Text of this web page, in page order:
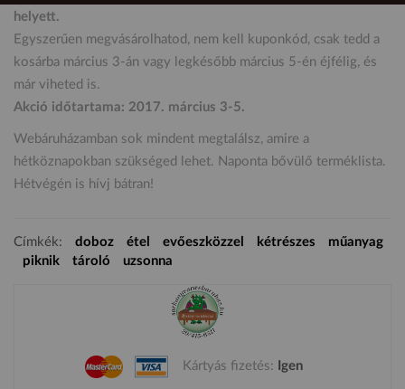
helyett.
Egyszerűen megvásárolhatod, nem kell kuponkód, csak tedd a
kosárba március 3-án vagy legkésőbb március 5-én éjfélig, és
már viheted is.
Akció időtartama: 2017. március 3-5.
Webáruházamban sok mindent megtalálsz, amire a
hétköznapokban szükséged lehet. Naponta bővülő terméklista.
Hétvégén is hívj bátran!
Címkék: doboz étel evőeszközzel kétrészes
műanyag
piknik
tároló uzsonna
Kártyás fizetés: Igen